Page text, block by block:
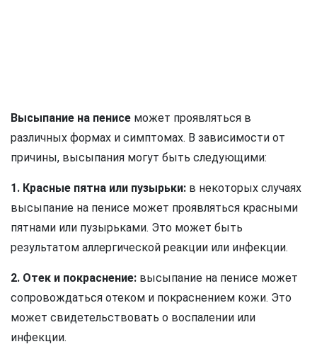
Высыпание на пенисе может проявляться в
различных формах и симптомах. В зависимости от
причины, высыпания могут быть следующими:
1. Красные пятна или пузырьки: в некоторых случаях
высыпание на пенисе может проявляться красными
пятнами или пузырьками. Это может быть
результатом аллергической реакции или инфекции.
2. Отек и покраснение: высыпание на пенисе может
сопровождаться отеком и покраснением кожи. Это
может свидетельствовать о воспалении или
инфекции.